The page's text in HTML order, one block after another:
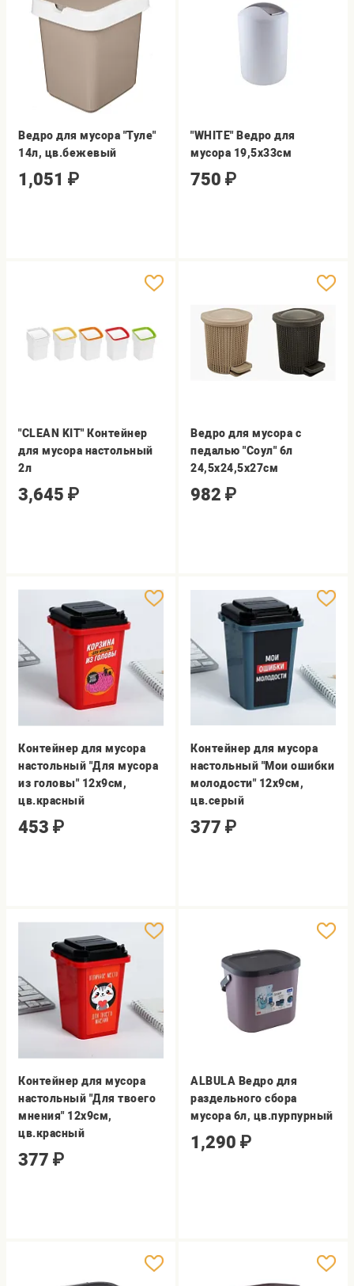
Ведро для мусора "Туле"
14л, цв.бежевый
1,051 ₽
"WHITE" Ведро для
мусора 19,5x33см
750 ₽
"CLEAN KIT" Контейнер
для мусора настольный
2л
3,645 ₽
Ведро для мусора с
педалью "Соул" 6л
24,5х24,5х27см
982 ₽
Контейнер для мусора
настольный "Для мусора
из головы" 12х9см,
цв.красный
453 ₽
Контейнер для мусора
настольный "Мои ошибки
молодости" 12х9см,
цв.серый
377 ₽
Контейнер для мусора
настольный "Для твоего
мнения" 12х9см,
цв.красный
377 ₽
ALBULA Ведро для
раздельного сбора
мусора 6л, цв.пурпурный
1,290 ₽